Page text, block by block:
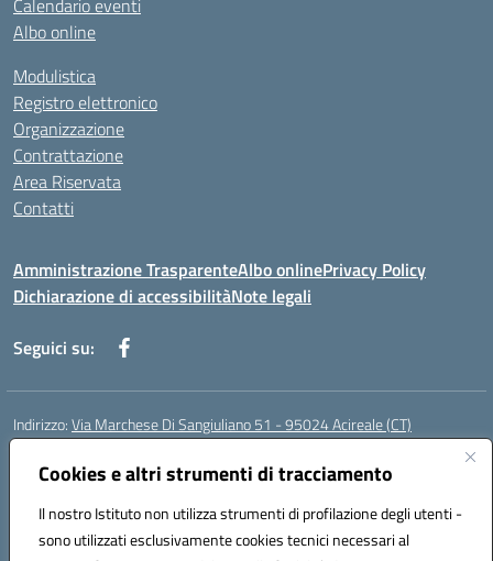
Cookies e altri strumenti di tracciamento
Il nostro Istituto non utilizza strumenti di profilazione degli utenti -
sono utilizzati esclusivamente cookies tecnici necessari al
Calendario eventi
Albo online
Modulistica
Registro elettronico
Organizzazione
Contrattazione
Area Riservata
Contatti
Amministrazione TrasparenteAlbo onlinePrivacy Policy
Dichiarazione di accessibilitàNote legali
Seguici su:
Indirizzo:Via Marchese Di Sangiuliano 51 - 95024 Acireale (CT)
Centralino:
Posta elettronica certificata (PEC):ctic8at00b@pec.istruzione.it
Codice fiscale: 81001970870
Codice meccanografico:CTIC8AT00B